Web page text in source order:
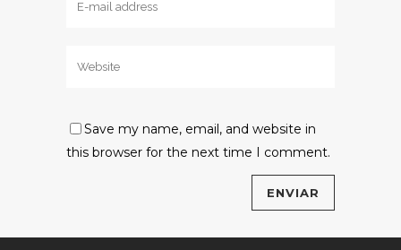
Save my name, email, and website in
this browser for the next time I comment.